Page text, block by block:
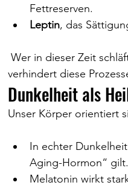
Fettreserven.
Leptin, das
verhindert diese
Dunkelheit als
Unser Körper orientiert
In echter
Aging-Hormon“ gilt.
Melatonin wirkt